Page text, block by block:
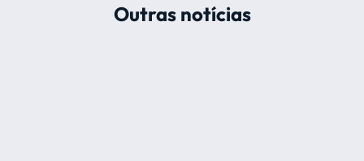
Outras notícias